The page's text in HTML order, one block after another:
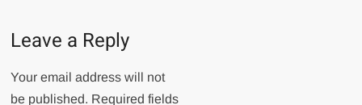
Leave a Reply
Your email address will not
be published. Required fields